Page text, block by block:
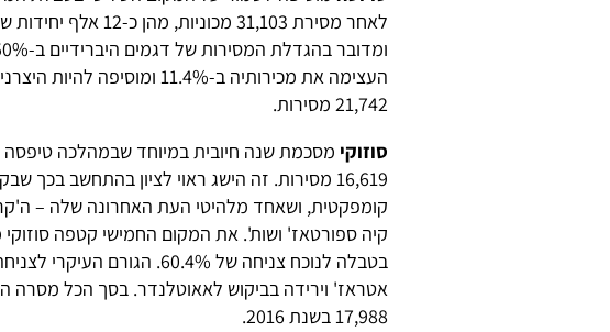
לאחר מסירת 31,103
ומדובר בהגדלת המסירות של דגמים היברידיים ב-50% לעומת 2016.
העצימה את מכירותיה ב-11.4%
21,742 מסירות.
סוזוקי
16,619 מסירות. זה הישג ראוי לציון בהתחשב
קומפקטית, ושאחד מלהיטי העת האחרונה שלה –
קיה ספורטאז' ושות'. את המקום החמישי קטפה סוזוקי
בטבלה לנוכח צניחה של 60.4%.
17,988 בשנת 2016.